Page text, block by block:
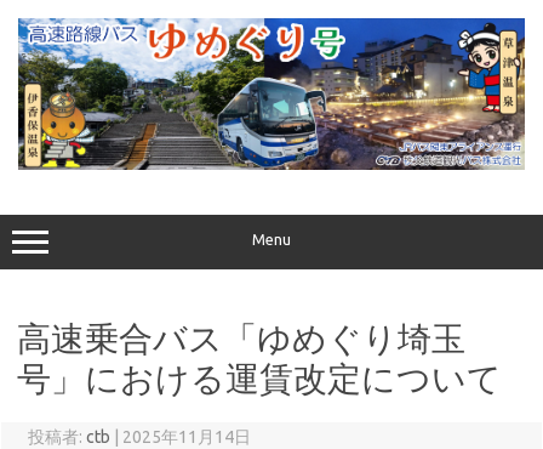
Menu
高速乗合バス「ゆめぐり埼玉
号」における運賃改定について
投稿者: ctb 2025年11月14日